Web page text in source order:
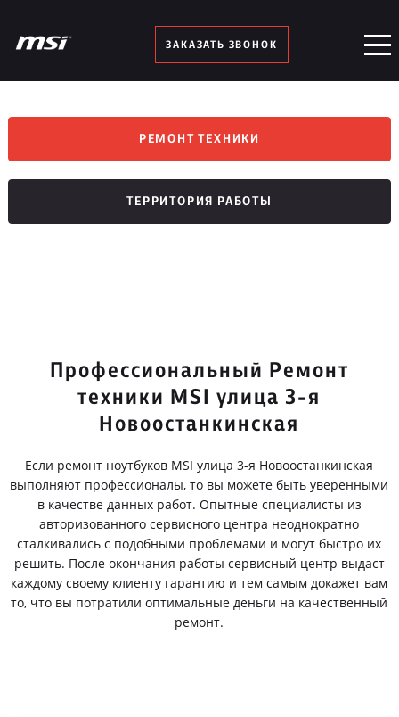
ЗАКАЗАТЬ ЗВОНОК
РЕМОНТ ТЕХНИКИ
ТЕРРИТОРИЯ РАБОТЫ
Профессиональный Ремонт
техники MSI улица 3-я
Новоостанкинская
Если ремонт ноутбуков MSI улица 3-я Новоостанкинская
выполняют профессионалы, то вы можете быть уверенными
в качестве данных работ. Опытные специалисты из
авторизованного сервисного центра неоднократно
сталкивались с подобными проблемами и могут быстро их
решить. После окончания работы сервисный центр выдаст
каждому своему клиенту гарантию и тем самым докажет вам
то, что вы потратили оптимальные деньги на качественный
ремонт.